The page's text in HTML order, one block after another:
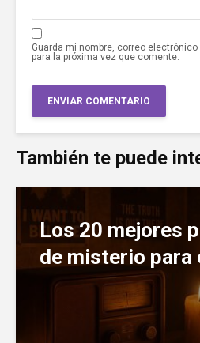
Guarda mi nombre, correo
para la próxima vez que comente.
También te puede
Los 20 mejores
de misterio para